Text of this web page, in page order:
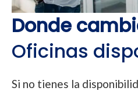
Donde
Oficinas
Si no tienes la